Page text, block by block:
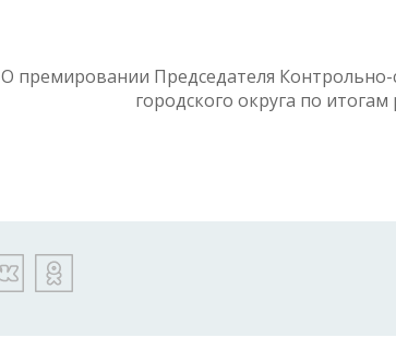
О премировании Председателя Контрольно-
городского округа по итогам